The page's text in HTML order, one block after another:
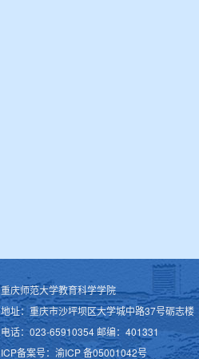
重庆师范大学教育科学学院
地址：重庆市沙坪坝区大学城中路37号砺志楼
电话：023-65910354 邮编：401331
ICP备案号：渝ICP 备05001042号